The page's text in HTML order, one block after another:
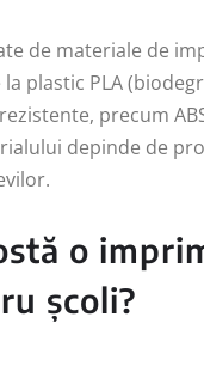
de materiale de
plastic PLA
precum
depinde de
o
școli?